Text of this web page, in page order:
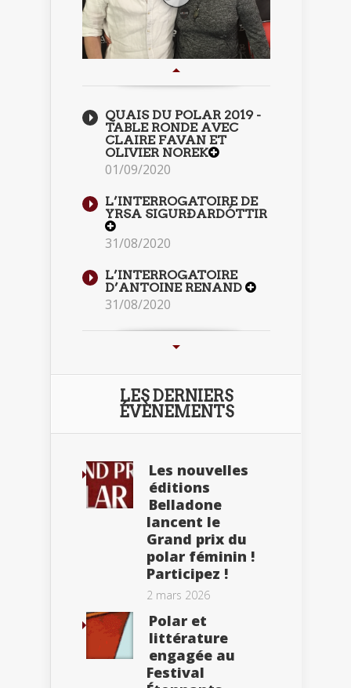
QUAIS DU POLAR 2019 -
TABLE RONDE AVEC
CLAIRE FAVAN ET
OLIVIER NOREK
01/09/2020
L’INTERROGATOIRE DE
YRSA SIGURÐARDÓTTIR
31/08/2020
L’INTERROGATOIRE
D’ANTOINE RENAND
31/08/2020
LES DERNIERS
ÉVÈNEMENTS
Les nouvelles
éditions
Belladone
lancent le
Grand prix du
polar féminin !
Participez !
2 mars 2026
Polar et
littérature
engagée au
Festival